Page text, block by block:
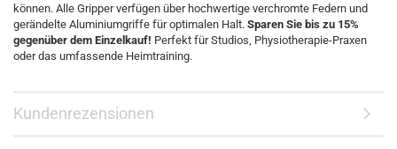
können. Alle Gripper verfügen über hochwertige verchromte Federn und
gerändelte Aluminiumgriffe für optimalen Halt. Sparen Sie bis zu 15%
gegenüber dem Einzelkauf! Perfekt für Studios, Physiotherapie-Praxen
oder das umfassende Heimtraining.
Kundenrezensionen